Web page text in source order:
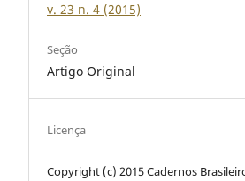
v. 23 n. 4 (2015)
Seção
Artigo Original
Licença
Copyright (c) 2015 Cadernos